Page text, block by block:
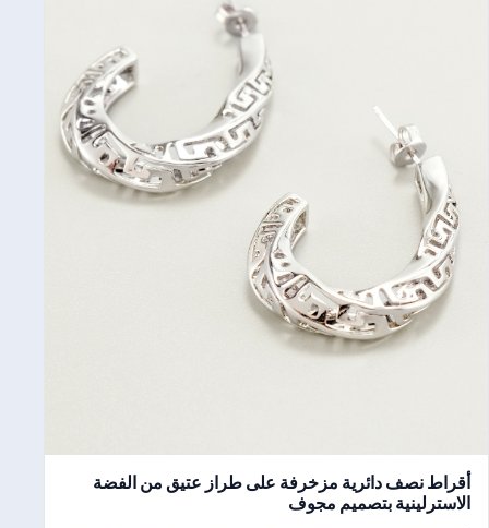
أقراط نصف دائرية مزخرفة على طراز عتيق من الفضة
الاسترلينية بتصميم مجوف